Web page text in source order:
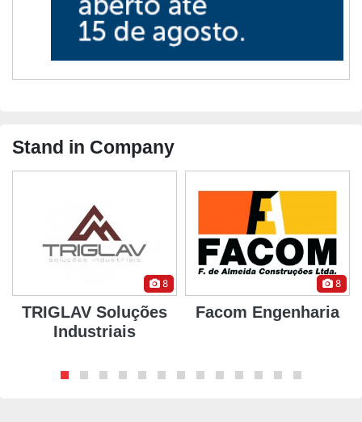
Stand in Company
8
TRIGLAV Soluções
Industriais
8
Facom Engenharia